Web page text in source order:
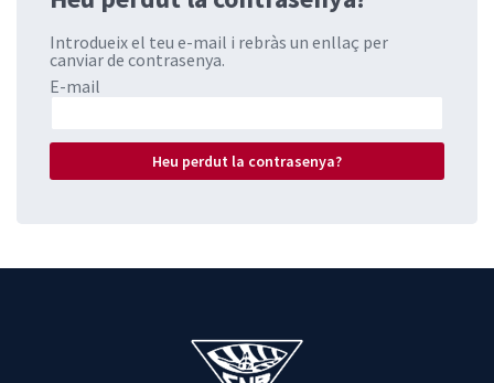
Introdueix el teu e-mail i rebràs un enllaç per
canviar de contrasenya.
E-mail